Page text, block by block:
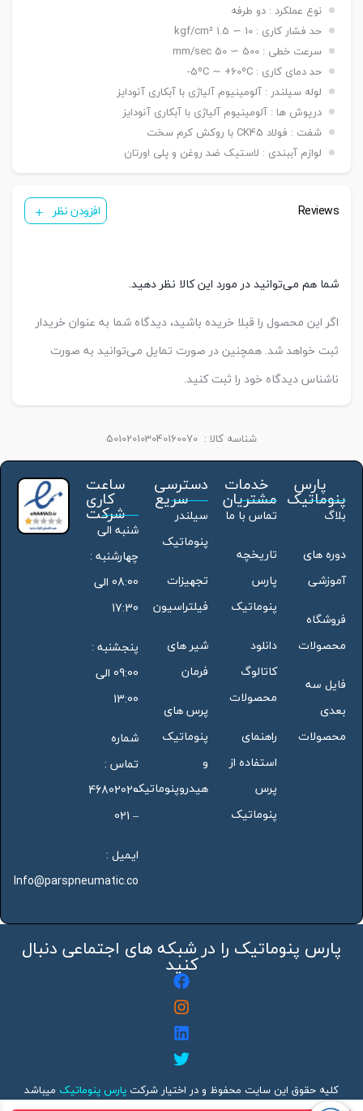
بست
نصبی
شاخه مادگی Y – بست چشمی FI – بست شناور FC
سنسور KT 33 R
تعداد
سنسور
یک عدد ,دو عدد
نوع عملکرد : دو طرفه
حد فشار کاری : 10 ∼ 1.5 kgf/cm²
سرعت خطی : 500 ∼ 50 mm/sec
حد دمای کاری : 5ºC ∼ +60ºC-
لوله سیلندر : آلومینیوم آلیاژی با آبکاری آنودایز
درپوش ها : آلومینیوم آلیاژی با آبکاری آنودایز
شفت : فولاد CK45 با روکش کرم سخت
لوازم آببندی : لاستیک ضد روغن و پلی اورتان
Reviews افزودن نظر
شما هم می‌توانید در مورد این کالا نظر دهید.
اگر این محصول را قبلا خریده باشید، دیدگاه شما به عنوان خریدار
ثبت خواهد شد. همچنین در صورت تمایل می‌توانید به صورت
ناشناس دیدگاه خود را ثبت کنید.
شناسه کالا : 501020103040160070
پارس
پنوماتیک
بلاگ
دوره های
آموزشی
فروشگاه
محصولات
فایل سه
بعدی
محصولات
خدمات
مشتریان
تماس با ما
تاریخچه
پارس
پنوماتیک
دانلود
کاتالوگ
محصولات
راهنمای
استفاده از
پرس
پنوماتیک
دسترسی
سریع
سیلندر
پنوماتیک
تجهیزات
فیلتراسیون
شیر های
فرمان
پرس های
پنوماتیک
و
هیدروپنوماتیک
ساعت
کاری
شرکت
شنبه الی
چهارشنبه :
08:00 الی
17:30
پنجشنبه :
09:00 الی
13:00
شماره
تماس :
46802020
– 021
ایمیل :
Info@parspneumatic.co
پارس پنوماتیک را در شبکه های اجتماعی دنبال
کنید
کلیه حقوق این سایت محفوظ و در اختیار شرکتپارس پنوماتیک میباشد